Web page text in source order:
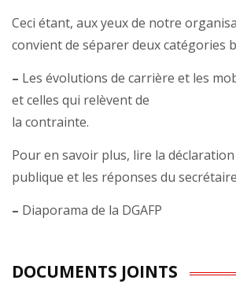
Ceci étant, aux yeux de notre
convient de séparer deux catégories
– Les évolutions de carrière et les
et celles qui relèvent de
la contrainte.
Pour en savoir plus, lire la
publique et les réponses du
– Diaporama de la DGAFP
DOCUMENTS JOINTS